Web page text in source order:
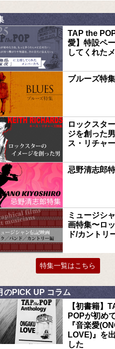
TAP the
愛】特設ペ
してくれた
ブルーズ特集
ロックスタ
ジを創った
ス・リチャ
忌野清志郎
ミュージシ
画特集〜ロ
ド/カントリ
特集一覧はこちら
のPICK UP コラム
【初書籍】
POPが初め
『音楽愛
LOVE)』を
した